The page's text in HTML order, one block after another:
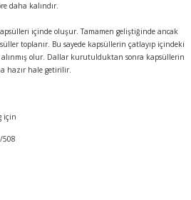
daha kalındır.
içinde oluşur. Tamamen geliştiğinde ancak
toplanır. Bu sayede kapsüllerin çatlayıp içindeki
alınmış olur. Dallar kurutulduktan sonra kapsüllerin
hazır hale getirilir.
için
508